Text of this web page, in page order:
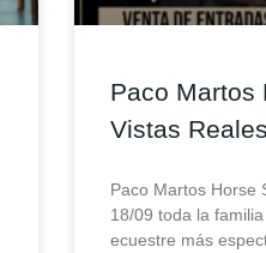
Paco Martos
Vistas Reales
Paco Martos Horse
18/09 toda la
ecuestre más